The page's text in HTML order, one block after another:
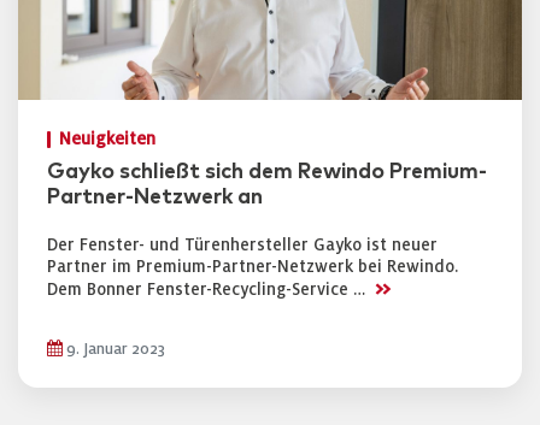
Neuigkeiten
Gayko schließt sich dem Rewindo Premium-
Partner-Netzwerk an
Der Fenster- und Türenhersteller Gayko ist neuer
Partner im Premium-Partner-Netzwerk bei Rewindo.
Dem Bonner Fenster-Recycling-Service … >>
9. Januar 2023